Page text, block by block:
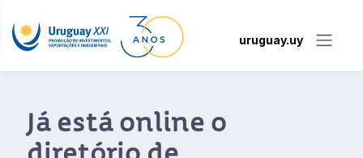
uruguay.uy
Já está online o